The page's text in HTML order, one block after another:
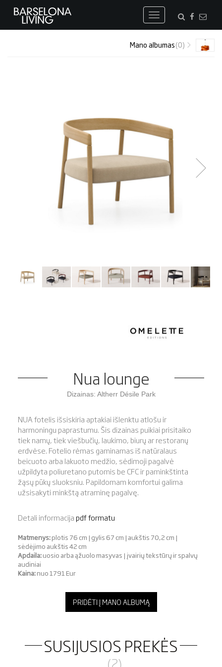
Toggle
navigation
Mano albumas(0)
Nua lounge
Dizainas: Altherr Désile Park
NUA fotelis išsiskiria aptakiai išlenktu atlošu ir
harmoningu paprastumu. Šis dizainas puikiai prisitaiko
tiek namų, tiek viešbučių, laukimo, biurų ar restoranų
erdvėse. Fotelio rėmas gaminamas iš natūralaus
beicuoto arba lakuoto medžio, sėdimoji pagalvė
užpildyta poliuretano putomis be CFC ir paminkštinta
žąsų pūkų sluoksniu. Papildomam komfortui galima
užsisakyti minkštą atraminę pagalvę.
Detali informacija pdf formatu
Matmenys:plotis 76 cm | gylis 67 cm | aukštis 70,2 cm |
sėdėjimo aukštis 42 cm
Apdaila:uosio arba ąžuolo masyvas | įvairių tekstūrų ir spalvų
audiniai
Kaina:nuo 1791 Eur
PRIDĖTI Į MANO ALBUMĄ
SUSIJUSIOS PREKĖS
(2)